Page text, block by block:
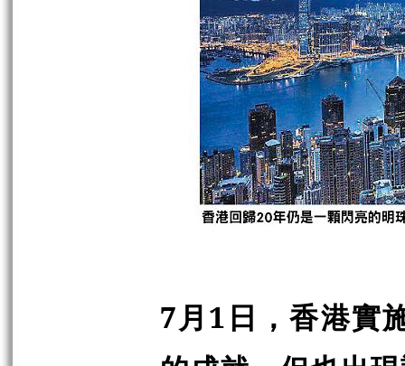
7月1日，香港實